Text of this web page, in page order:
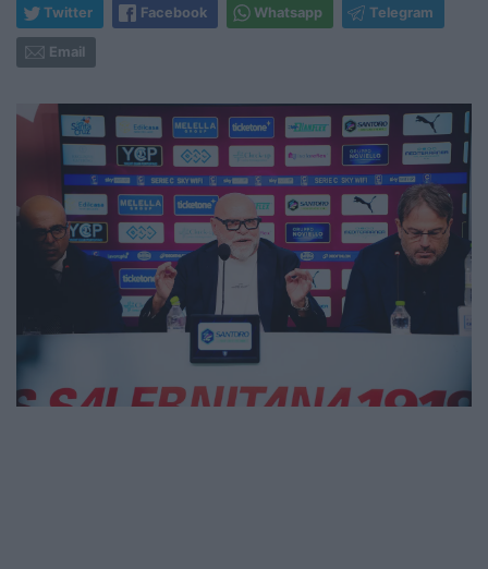
Twitter Facebook Whatsapp Telegram
Email